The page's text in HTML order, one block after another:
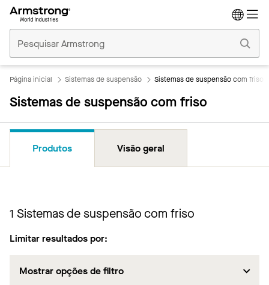
Comerciais
Início
Página inicial Sistemas de suspensão Sistemas de suspensão com friso
Sistemas de suspensão com friso
Produtos Visão geral
1 Sistemas de suspensão com friso
Limitar resultados por:
Mostrar opções de filtro